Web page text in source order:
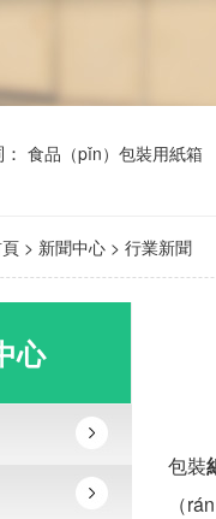
食品（pǐn）包裝用紙箱
> 新聞中心 > 行業新聞
心
包裝
（